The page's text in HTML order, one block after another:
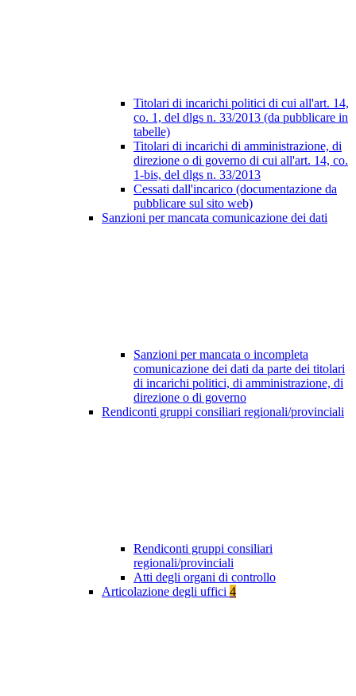
Titolari di incarichi politici di cui all'art. 14,
co. 1, del dlgs n. 33/2013 (da pubblicare in
tabelle)
Titolari di incarichi di amministrazione, di
direzione o di governo di cui all'art. 14, co.
1-bis, del dlgs n. 33/2013
Cessati dall'incarico (documentazione da
pubblicare sul sito web)
Sanzioni per mancata comunicazione dei dati
Sanzioni per mancata o incompleta
comunicazione dei dati da parte dei titolari
di incarichi politici, di amministrazione, di
direzione o di governo
Rendiconti gruppi consiliari regionali/provinciali
Rendiconti gruppi consiliari
regionali/provinciali
Atti degli organi di controllo
Articolazione degli uffici 4